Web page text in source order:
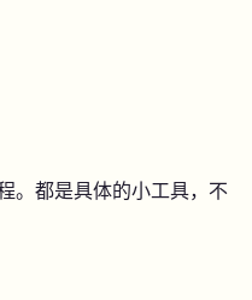
。都是具体的小工具，不